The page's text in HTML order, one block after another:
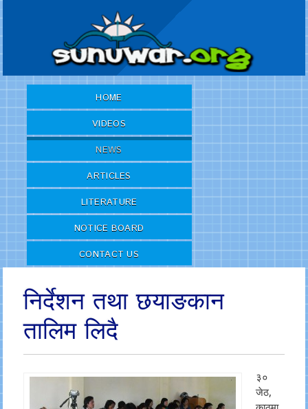
HOME
VIDEOS
NEWS
ARTICLES
LITERATURE
NOTICE BOARD
CONTACT US
निर्देशन तथा छयाङकान
तालिम लिदै
३०
जेठ,